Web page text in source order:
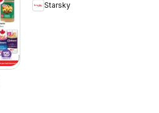
Starsky